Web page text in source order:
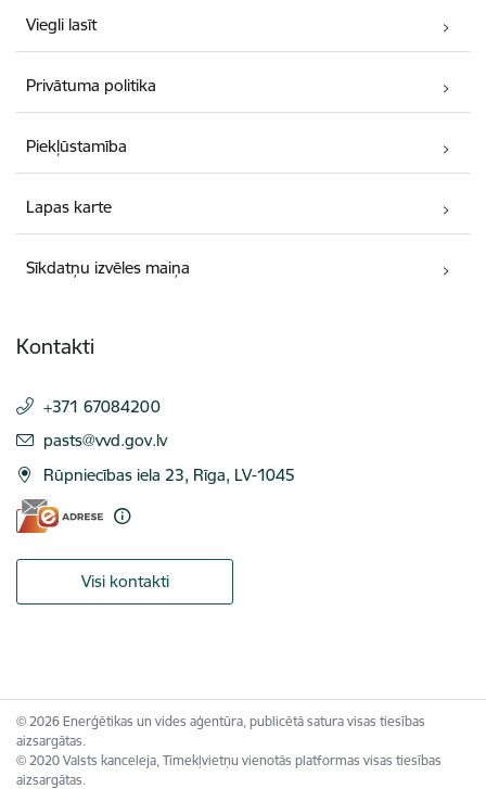
Viegli lasīt
Privātuma politika
Piekļūstamība
Lapas karte
Sīkdatņu izvēles maiņa
Kontakti
+371 67084200
E-pasts:
pasts@vvd.gov.lv
Rūpniecības iela 23, Rīga, LV-1045
Visi kontakti
© 2026 Enerģētikas un vides aģentūra, publicētā satura visas tiesības
aizsargātas.
© 2020 Valsts kanceleja, Tīmekļvietņu vienotās platformas visas tiesības
aizsargātas.